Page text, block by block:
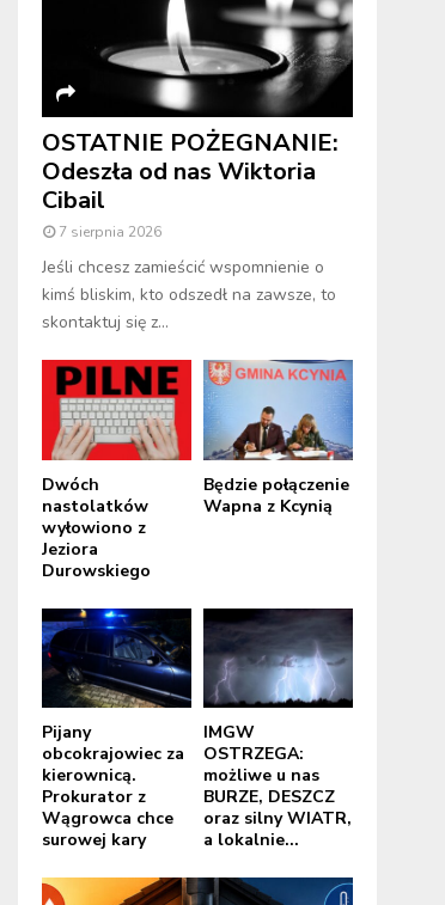
OSTATNIE POŻEGNANIE:
Odeszła od nas Wiktoria
Cibail
7 sierpnia 2026
Jeśli chcesz zamieścić wspomnienie o
kimś bliskim, kto odszedł na zawsze, to
skontaktuj się z...
Dwóch
nastolatków
wyłowiono z
Jeziora
Durowskiego
Będzie połączenie
Wapna z Kcynią
Pijany
obcokrajowiec za
kierownicą.
Prokurator z
Wągrowca chce
surowej kary
IMGW
OSTRZEGA:
możliwe u nas
BURZE, DESZCZ
oraz silny WIATR,
a lokalnie...